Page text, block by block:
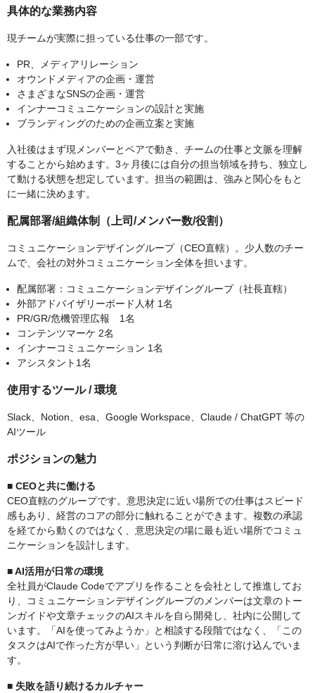
具体的な業務内容
現チームが実際に担っている仕事の一部です。
PR、メディアリレーション
オウンドメディアの企画・運営
さまざまなSNSの企画・運営
インナーコミュニケーションの設計と実施
ブランディングのための企画立案と実施
入社後はまず現メンバーとペアで動き、チームの仕事と文脈を理解
することから始めます。3ヶ月後には自分の担当領域を持ち、独立し
て動ける状態を想定しています。担当の範囲は、強みと関心をもと
に一緒に決めます。
配属部署/組織体制（上司/メンバー数/役割）
コミュニケーションデザイングループ（CEO直轄）。少人数のチー
ムで、会社の対外コミュニケーション全体を担います。
配属部署：コミュニケーションデザイングループ（社長直轄）
外部アドバイザリーボード人材 1名
PR/GR/危機管理広報 1名
コンテンツマーケ 2名
インナーコミュニケーション 1名
アシスタント1名
使用するツール / 環境
Slack、Notion、esa、Google Workspace、Claude / ChatGPT 等の
AIツール
ポジションの魅力
■ CEOと共に働ける
CEO直轄のグループです。意思決定に近い場所での仕事はスピード
感もあり、経営のコアの部分に触れることができます。複数の承認
を経てから動くのではなく、意思決定の場に最も近い場所でコミュ
ニケーションを設計します。
■ AI活用が日常の環境
全社員がClaude Codeでアプリを作ることを会社として推進してお
り、コミュニケーションデザイングループのメンバーは文章のトー
ンガイドや文章チェックのAIスキルを自ら開発し、社内に公開して
います。「AIを使ってみようか」と相談する段階ではなく、「この
タスクはAIで作った方が早い」という判断が日常に溶け込んでいま
す。
■ 失敗を語り続けるカルチャー